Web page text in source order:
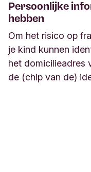
Persoonlijke
hebben
Om het risico op
je kind kunnen
het domicilieadres
de (chip van de)